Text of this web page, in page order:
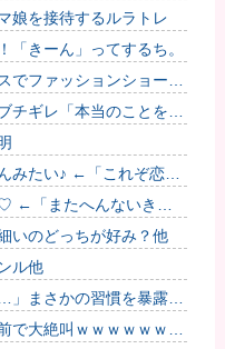
と思うのです
娘を接待するルラトレ
「きーん」ってするち。
でファッションショーし
チギレ「本当のことを話
みたい♪ ←「これぞ恋愛
←「またへんないきも
いのどっちが好み？他
ル他
まさかの習慣を暴露ｗ
で大絶叫ｗｗｗｗｗｗｗ